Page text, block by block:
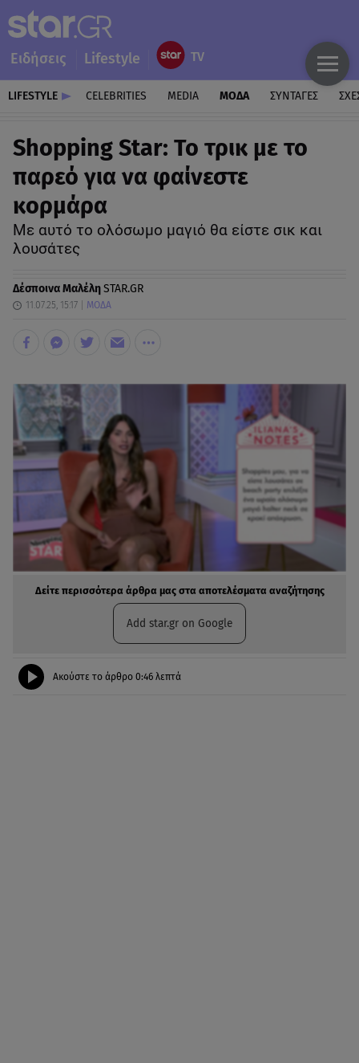
Ειδήσεις Lifestyle
LIFESTYLE CELEBRITIES MEDIA ΜΟΔΑ ΣΥΝΤΑΓΕΣ
Shopping Star: Το τρικ με το
παρεό για να φαίνεστε
κορμάρα
Με αυτό το ολόσωμο μαγιό θα είστε σικ και
λουσάτες
Δέσποινα ΜαλέληSTAR.GR
11.07.25, 15:17 ΜΟΔΑ
Δείτε περισσότερα άρθρα μας στα αποτελέσματα αναζήτησης
Add star.gr on Google
Ακούστε το άρθρο 0:46 λεπτά